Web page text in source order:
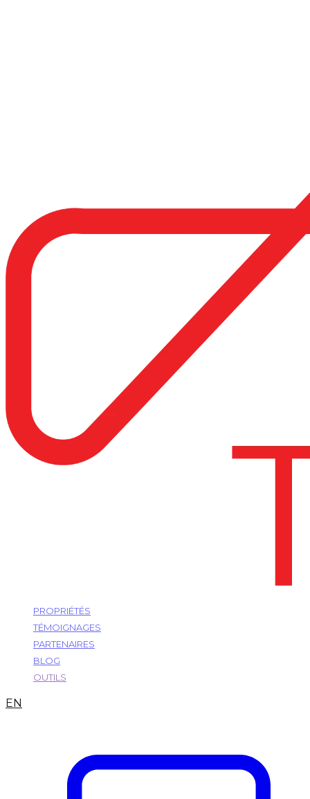
PROPRIÉTÉS
TÉMOIGNAGES
PARTENAIRES
BLOG
OUTILS
EN